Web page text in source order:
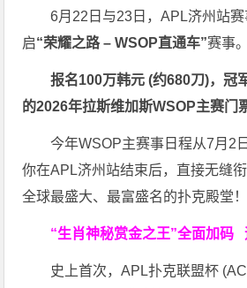
6月22日与23日，APL济州站
启“荣耀之路– WSOP直通车”赛事。
报名100万韩元 (约680刀)，冠
的2026年拉斯维加斯WSOP主赛门
今年WSOP主赛事日程从7月2
你在APL济州站结束后，直接无缝
全球最盛大、最富盛名的扑克殿堂！
“生肖神秘赏金之王”全面加码
史上首次，APL扑克联盟杯